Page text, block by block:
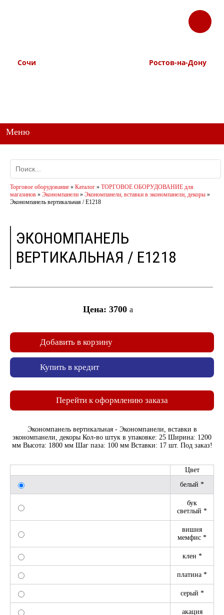
Сочи
ЗАКАЗАТЬ
ЗВОНОК
Ростов-на-Дону
Меню
Торговое оборудование » Каталог » ТОРГОВОЕ ОБОРУДОВАНИЕ для
магазинов » Экономпанели » Экономпанели, вставки в экономпанели, декоры »
Экономпанель вертикальная / E1218
ЭКОНОМПАНЕЛЬ
ВЕРТИКАЛЬНАЯ / E1218
Цена: 3700 a
Добавить в корзину
Купить в кредит
Перейти к оформлению заказа
Экономпанель вертикальная - Экономпанели, вставки в
экономпанели, декоры Кол-во штук в упаковке: 25 Ширина: 1200
мм Высота: 1800 мм Шаг паза: 100 мм Вставки: 17 шт. Под заказ!
Цвет
белый *
бук
светлый *
вишня
мемфис *
клен *
платина *
серый *
акация